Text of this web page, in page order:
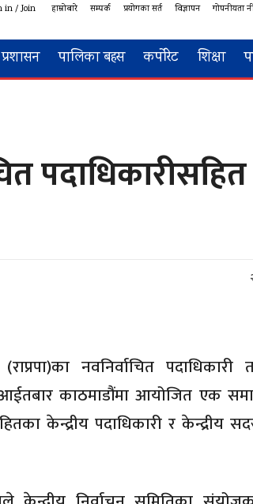
in / Join हाम्रोबारे सम्पर्क प्रयोगका सर्त विज्ञापन गोपनीयता
प्रशासन पालिका बहस कर्पोरेट शिक्षा
(राप्रपा)का नवनिर्वाचित
काठमाडौंमा आयोजित एक
केन्द्रीय पदाधिकारी र केन्द्रीय